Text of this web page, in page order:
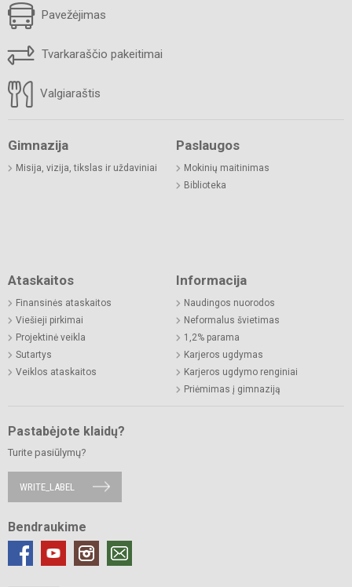
Pavežėjimas
Tvarkaraščio pakeitimai
Valgiaraštis
Gimnazija
Misija, vizija, tikslas ir uždaviniai
Paslaugos
Mokinių maitinimas
Biblioteka
Ataskaitos
Finansinės ataskaitos
Viešieji pirkimai
Projektinė veikla
Sutartys
Veiklos ataskaitos
Informacija
Naudingos nuorodos
Neformalus švietimas
1,2% parama
Karjeros ugdymas
Karjeros ugdymo renginiai
Priėmimas į gimnaziją
Pastabėjote klaidų?
Turite pasiūlymų?
WRITE_LABEL
Bendraukime